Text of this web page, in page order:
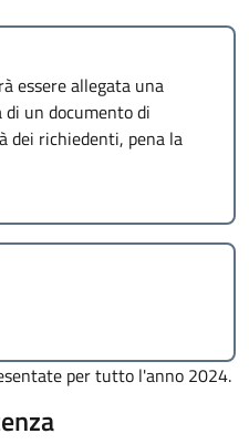
essere allegata una
un documento di
dei richiedenti, pena la
per tutto l'anno 2024.